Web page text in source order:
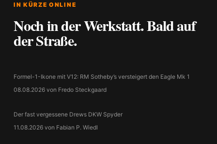
IN KÜRZE ONLINE
Noch in der Werkstatt. Bald auf
der Straße.
Formel-1-Ikone mit V12: RM Sotheby’s versteigert den Eagle Mk 1
08.08.2026 von Fredo Steckgaard
Der fast vergessene Drews DKW Spyder
11.08.2026 von Fabian P. Wiedl